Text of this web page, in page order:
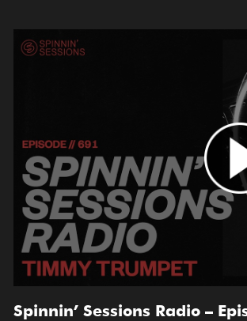
Spinnin’ Sessions Radio –